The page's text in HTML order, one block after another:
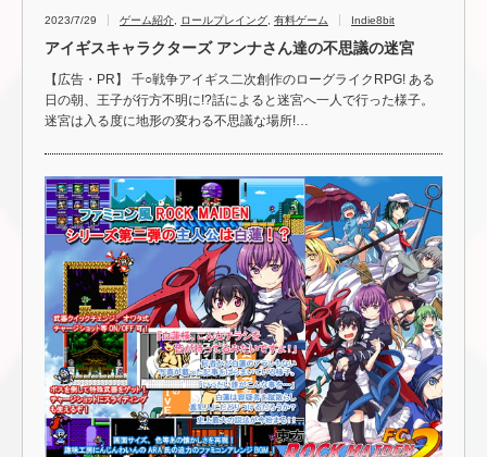
2023/7/29 ゲーム紹介 ロールプレイング 有料ゲーム Indie8bit
アイギスキャラクターズ アンナさん達の不思議の迷宮
【広告・PR】 千○戦争アイギス二次創作のローグライクRPG! ある
日の朝、王子が行方不明に!?話によると迷宮へ一人で行った様子。
迷宮は入る度に地形の変わる不思議な場所!…